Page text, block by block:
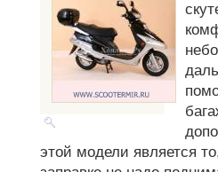
этой модели является